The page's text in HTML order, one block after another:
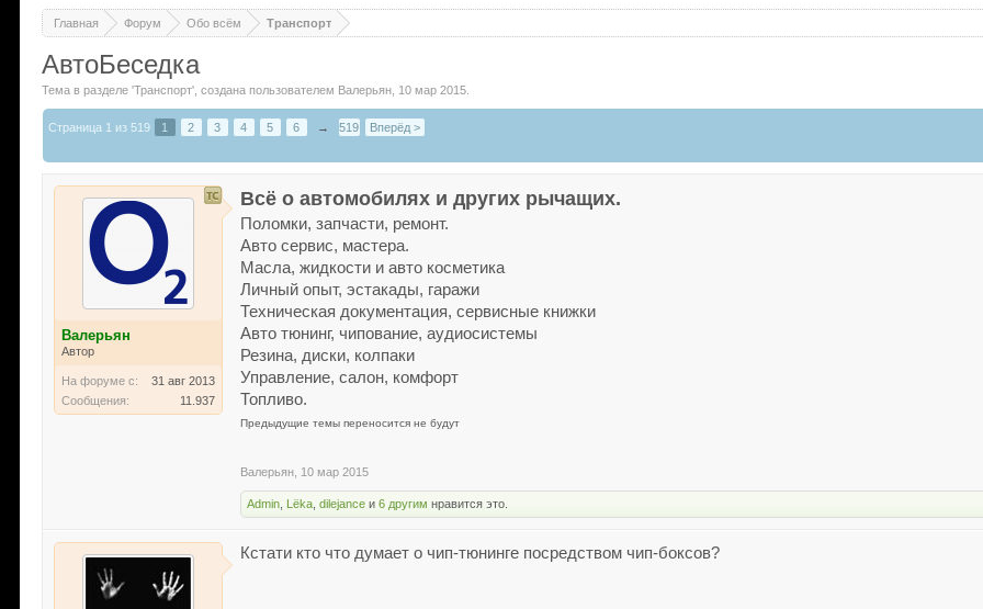
Главная Форум Обо всём Транспорт
АвтоБеседка
Тема в разделе 'Транспорт' , создана пользователем Валерьян 10 мар 2015
Страница 1 из 519 1 2 3 4 5 6 → 519 Вперёд >
Валерьян
Автор
На форуме с:
31 авг 2013
Сообщения:
11.937
Всё о автомобилях и других рычащих.
Поломки, запчасти, ремонт.
Авто сервис, мастера.
Масла, жидкости и авто косметика
Личный опыт, эстакады, гаражи
Техническая документация, сервисные книжки
Авто тюнинг, чипование, аудиосистемы
Резина, диски, колпаки
Управление, салон, комфорт
Топливо.
Предыдущие темы переносится не будут
Валерьян 10 мар 2015
Admin Lёka ,dilejance и6 другим нравится это.
Кстати кто что думает о чип-тюнинге посредством чип-боксов?